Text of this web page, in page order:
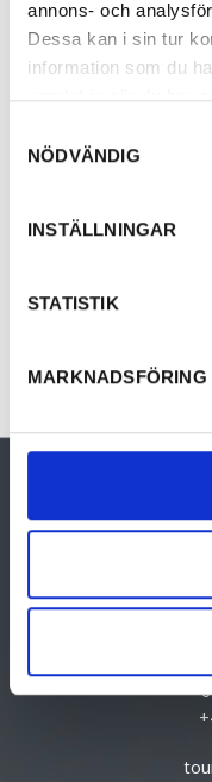
annons- och
Dessa kan i sin tur
information som du
samlat in när du har
NÖDVÄNDIG
INSTÄLLNINGAR
STATISTIK
MARKNADSFÖRING
Använda hjälm
roligare åkning.
Behöver du
Fritidsbanken
Tidigare
Munkfors-